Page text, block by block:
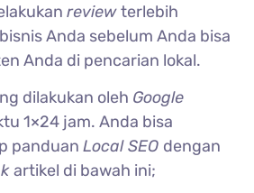
reviewterlebih
Anda sebelum Anda bisa
Anda di pencarian lokal.
dilakukan oleh Google
1×24 jam.Anda bisa
panduanLocal SEO dengan
artikel di bawah ini;